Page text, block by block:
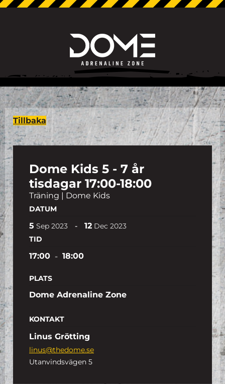
Tillbaka
Dome Kids 5 - 7 år
tisdagar 17:00-18:00
Träning | Dome Kids
DATUM
5 Sep 2023 - 12 Dec 2023
TID
17:00 - 18:00
PLATS
Dome Adrenaline Zone
KONTAKT
Linus Grötting
linus@thedome.se
Utanvindsvägen 5